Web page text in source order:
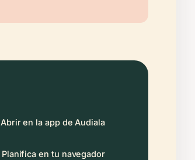
Abrir en la app de Audiala
Planifica en tu navegador